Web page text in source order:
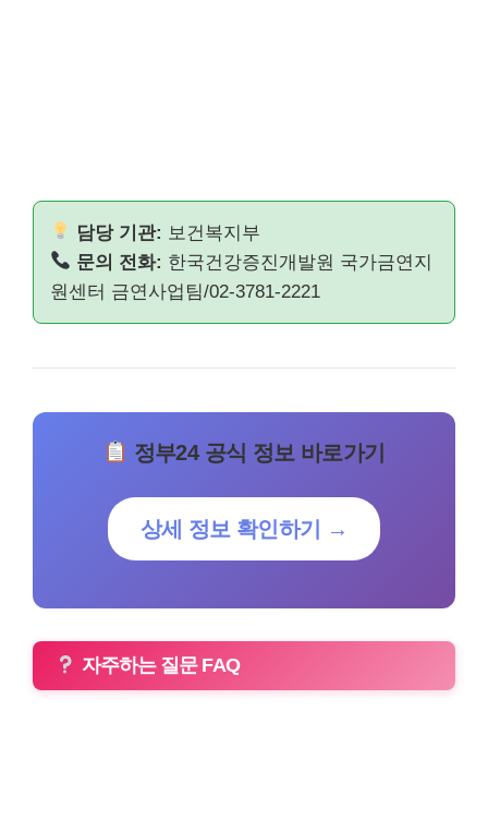
담당 기관: 보건복지부
문의 전화: 한국건강증진개발원 국가금연지
원센터 금연사업팀/02-3781-2221
정부24 공식 정보 바로가기
상세 정보 확인하기 →
자주하는 질문 FAQ